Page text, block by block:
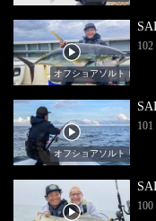
オフショアソルト
オフショアソルト